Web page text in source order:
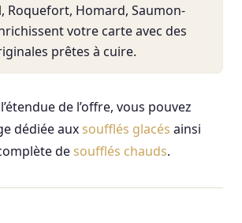
Roquefort, Homard, Saumon-
votre carte avec des
prêtes à cuire.
de l’offre, vous pouvez
dédiée auxsoufflés glacés ainsi
desoufflés chauds.